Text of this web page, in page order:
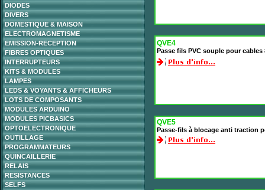
DIODES
DIVERS
DOMESTIQUE & MAISON
ELECTROMAGNETISME
EMISSION-RECEPTION
FIBRES OPTIQUES
INTERRUPTEURS
KITS & MODULES
LAMPES
LEDS & VOYANTS & AFFICHEURS
LOTS DE COMPOSANTS
MODULES ARDUINO
MODULES PICBASICS
OPTOELECTRONIQUE
OUTILLAGE
PROGRAMMATEURS
QUINCAILLERIE
RELAIS
RESISTANCES
SELFS
QVE4
Passe fils PVC souple pour
QVE5
Passe-fils à blocage anti traction